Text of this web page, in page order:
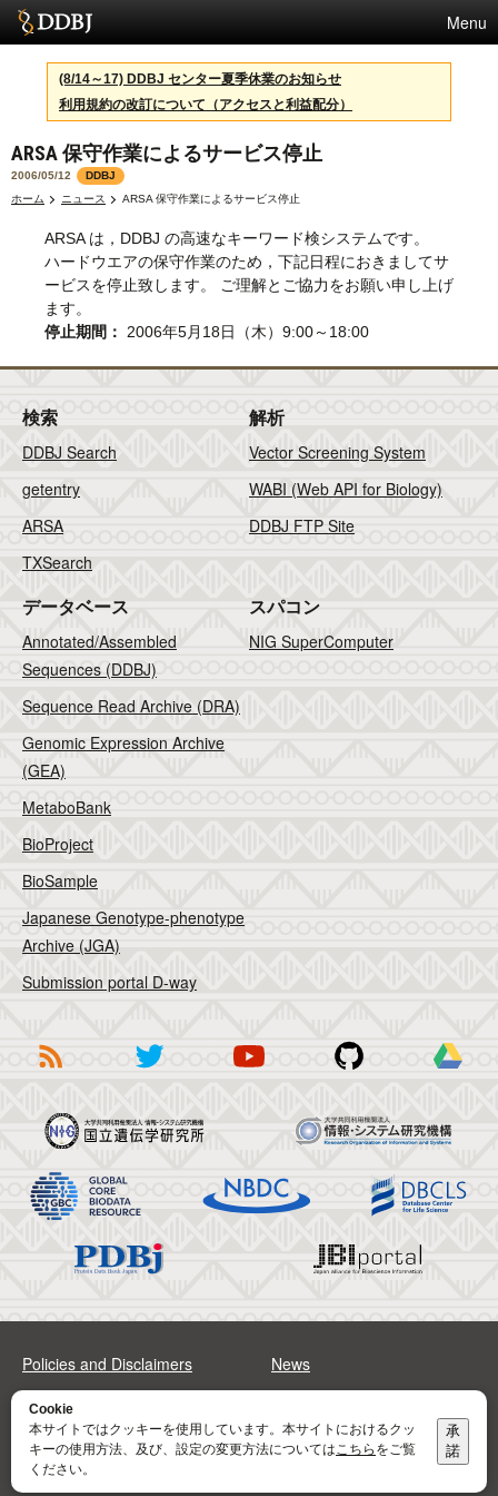
Menu
サービス
スパコン
統計
活動
センターについて
利用規約
問合せ
English
(8/14～17) DDBJ センター夏季休業のお知らせ
利用規約の改訂について（アクセスと利益配分）
ARSA 保守作業によるサービス停止
2006/05/12
DDBJ
ホーム
ニュース ARSA 保守作業によるサービス停止
ARSA は，DDBJ の高速なキーワード検システムです。
ハードウエアの保守作業のため，下記日程におきましてサ
ービスを停止致します。 ご理解とご協力をお願い申し上げ
ます。
停止期間：
2006年5月18日（木）9:00～18:00
検索
DDBJ Search
getentry
ARSA
TXSearch
解析
Vector Screening System
WABI (Web API for Biology)
DDBJ FTP Site
データベース
Annotated/Assembled
Sequences (DDBJ)
Sequence Read Archive (DRA)
Genomic Expression Archive
(GEA)
MetaboBank
BioProject
BioSample
Japanese Genotype-phenotype
Archive (JGA)
Submission portal D-way
スパコン
NIG SuperComputer
Policies and Disclaimers News
FAQs
Address Contact
Cookie
本サイトではクッキーを使用しています。本サイトにおけるクッ
キーの使用方法、及び、設定の変更方法についてはこちら をご覧
ください。
承
諾